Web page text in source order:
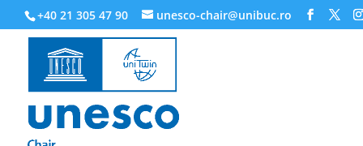
218945019564526
+40 21 305 47 90 unesco-chair@unibuc.ro